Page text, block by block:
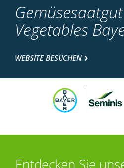
Vegetables
WEBSITE BESUCHEN
Entdecken Sie